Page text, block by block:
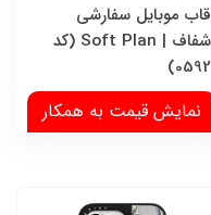
قاب موبایل سفارشی
شفاف | Soft Plan (کد
0592)
نمایش قیمت به همکار